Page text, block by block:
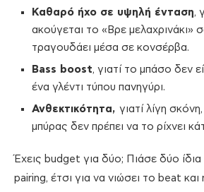
Καθαρό ήχο σε υψηλή ένταση,
ακούγεται το «Βρε μελαχρινάκι»
τραγουδάει μέσα σε κονσέρβα.
Bass boost, γιατί το μπάσο δεν
ένα γλέντι τύπου πανηγύρι.
Ανθεκτικότητα, γιατί λίγη
μπύρας δεν πρέπει να το ρίχνει
Έχεις budget για δύο; Πιάσε δύο
pairing, έτσι για να νιώσει το beat και